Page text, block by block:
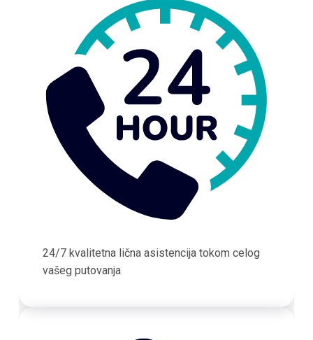
24/7 kvalitetna lična asistencija tokom celog
vašeg putovanja